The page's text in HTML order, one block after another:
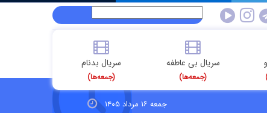
سریال بی عاطفه
(جمعه‌ها)
سریال بدنام
(جمعه‌ها)
جمعه ۱۶ مرداد ۱۴۰۵